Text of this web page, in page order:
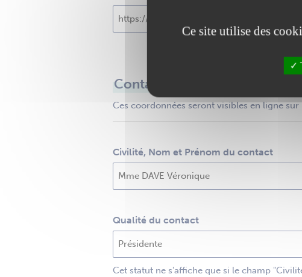
Contact
Ces coordonnées seront visibles en ligne
Civilité, Nom et Prénom du contact
Qualité du contact
Cet statut ne s'affiche que si le champ
Ce site utilise des